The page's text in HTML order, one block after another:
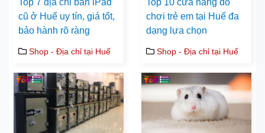
Top 7 địa chỉ bán iPad
cũ ở Huế uy tín, giá tốt,
bảo hành rõ ràng
Shop - Địa chỉ tại Huế
Top 10 cửa hàng đồ
chơi trẻ em tại Huế đa
dạng lựa chọn
Shop - Địa chỉ tại Huế